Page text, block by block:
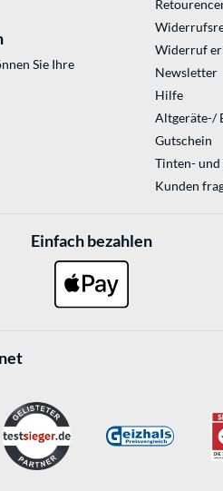
Sie Ihre
Widerruf
Newsletter
Hilfe
Altgeräte-/
Gutschein
Tinten-
Kunden
Einfach bezahlen